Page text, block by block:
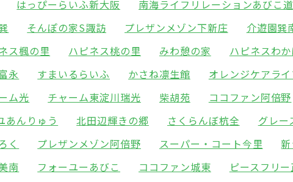
はっぴーらいふ新大阪 南海ライフリレーションあびこ道
そんぽの家S諏訪 プレザンメゾン下新庄
介遊園巽
ス楓の里 ハピネス桃の里 みわ憩の家
ハピネスわ
永 すまいるらいふ かさね凛生館
オレンジケアラ
ム光 チャーム東淀川瑞光 柴胡苑 ココファン阿倍野
あんりゅう 北田辺輝きの郷 さくらんぼ杭全 グレー
く プレザンメゾン阿倍野 スーパー・コート今里
南 フォーユーあびこ ココファン城東 ピースフリ